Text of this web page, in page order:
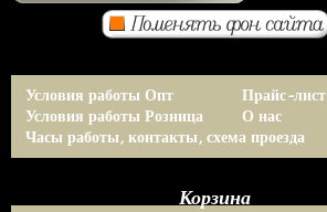
Условия работы Опт
Условия работы Розница
Прайс-лист
О нас
Часы работы, контакты, схема проезда
Корзина